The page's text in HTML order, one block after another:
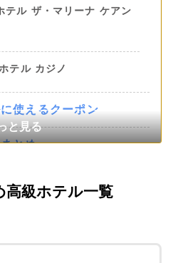
テル ザ・マリーナ ケアン
テル カジノ
使えるクーポン
とめ
級ホテル一覧